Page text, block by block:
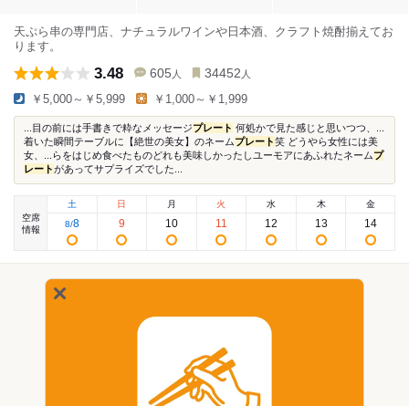
天ぷら串の専門店、ナチュラルワインや日本酒、クラフト焼酎揃えてお
ります。
3.48 605 人 34452 人
￥5,000～￥5,999 ￥1,000～￥1,999
...目の前には手書きで粋なメッセージプレート 何処かで見た感じと思いつつ、...
着いた瞬間テーブルに【絶世の美女】のネームプレート笑 どうやら女性には美
女、...らをはじめ食べたものどれも美味しかったしユーモアにあふれたネームプ
レートがあってサプライズでした...
空席
情報
土
8/8
日
9
月
10
火
11
水
12
木
13
金
14